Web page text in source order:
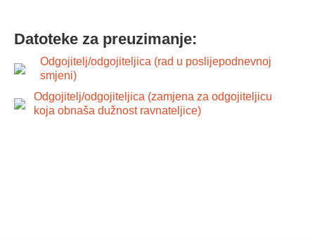
Datoteke za preuzimanje:
Odgojitelj/odgojiteljica (rad u poslijepodnevnoj
smjeni)
Odgojitelj/odgojiteljica (zamjena za odgojiteljicu
koja obnaša dužnost ravnateljice)